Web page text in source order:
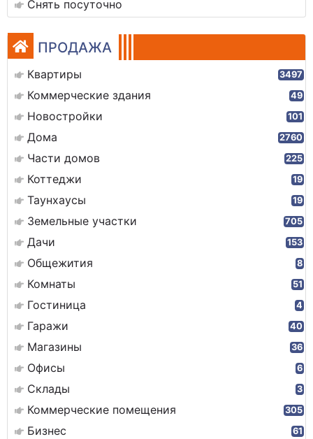
Снять посуточно
ПРОДАЖА
Квартиры 3497
Коммерческие здания 49
Новостройки 101
Дома 2760
Части домов 225
Коттеджи 19
Таунхаусы 19
Земельные участки 705
Дачи 153
Общежития 8
Комнаты 51
Гостиница 4
Гаражи 40
Магазины 36
Офисы 6
Склады 3
Коммерческие помещения 305
Бизнес 61